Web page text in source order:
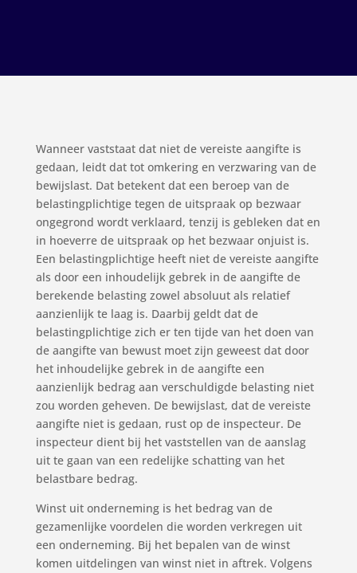
Wanneer vaststaat dat niet de vereiste aangifte is
gedaan, leidt dat tot omkering en verzwaring van de
bewijslast. Dat betekent dat een beroep van de
belastingplichtige tegen de uitspraak op bezwaar
ongegrond wordt verklaard, tenzij is gebleken dat en
in hoeverre de uitspraak op het bezwaar onjuist is.
Een belastingplichtige heeft niet de vereiste aangifte
als door een inhoudelijk gebrek in de aangifte de
berekende belasting zowel absoluut als relatief
aanzienlijk te laag is. Daarbij geldt dat de
belastingplichtige zich er ten tijde van het doen van
de aangifte van bewust moet zijn geweest dat door
het inhoudelijke gebrek in de aangifte een
aanzienlijk bedrag aan verschuldigde belasting niet
zou worden geheven. De bewijslast, dat de vereiste
aangifte niet is gedaan, rust op de inspecteur. De
inspecteur dient bij het vaststellen van de aanslag
uit te gaan van een redelijke schatting van het
belastbare bedrag.
Winst uit onderneming is het bedrag van de
gezamenlijke voordelen die worden verkregen uit
een onderneming. Bij het bepalen van de winst
komen uitdelingen van winst niet in aftrek. Volgens